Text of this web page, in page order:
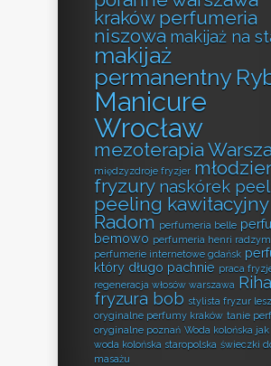
kraków perfumeria
niszowa makijaż na
makijaż
permanentny
Manicure
Wrocław
mezoterapia
międzyzdroje fryzjer
fryzury naskórek
peeling kawitacyjny
Radom perfumeria belle
bemowo perfumeria henri
perfumerie internetowe gdańsk
który długo pachnie praca
regeneracja włosów warszawa
fryzura bob stylista fryzur
oryginalne perfumy kraków tanie
oryginalne poznań Woda kolońska
woda kolońska staropolska świeczki
masażu